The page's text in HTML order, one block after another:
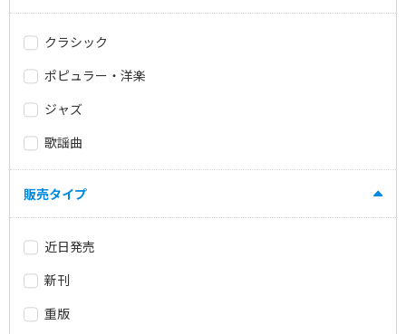
クラシック
ポピュラー・洋楽
ジャズ
歌謡曲
販売タイプ
近日発売
新刊
重版